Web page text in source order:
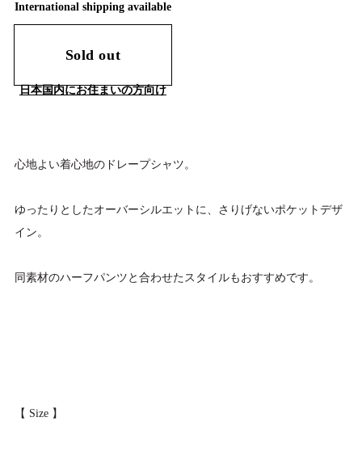
International shipping available
Sold out
日本国内にお住まいの方向け
心地よい着心地のドレープシャツ。
ゆったりとしたオーバーシルエットに、さりげないポケットデザ
イン。
同素材のハーフパンツと合わせたスタイルもおすすめです。
【 Size 】